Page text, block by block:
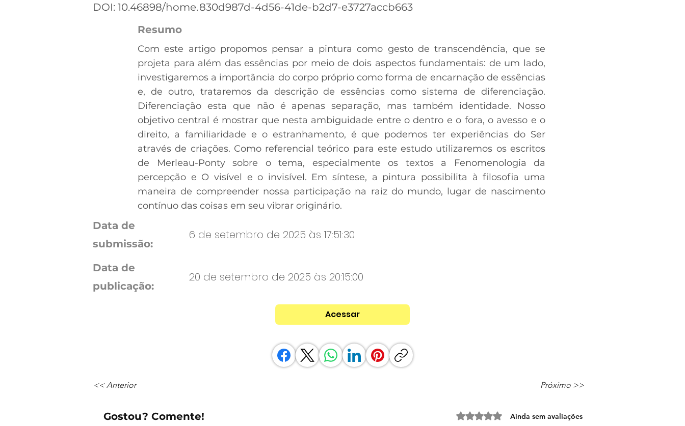
DOI: 10.46898/home.830d987d-4d56-41de-b2d7-e3727accb663
Resumo
Com este artigo propomos pensar a pintura como gesto de transcendência, que se
projeta para além das essências por meio de dois aspectos fundamentais: de um lado,
investigaremos a importância do corpo próprio como forma de encarnação de essências
e, de outro, trataremos da descrição de essências como sistema de diferenciação.
Diferenciação esta que não é apenas separação, mas também identidade. Nosso
objetivo central é mostrar que nesta ambiguidade entre o dentro e o fora, o avesso e o
direito, a familiaridade e o estranhamento, é que podemos ter experiências do Ser
através de criações. Como referencial teórico para este estudo utilizaremos os escritos
de Merleau-Ponty sobre o tema, especialmente os textos a Fenomenologia da
percepção e O visível e o invisível. Em síntese, a pintura possibilita à filosofia uma
maneira de compreender nossa participação na raiz do mundo, lugar de nascimento
contínuo das coisas em seu vibrar originário.
Data de
submissão:
6 de setembro de 2025 às 17:51:30
Data de
publicação:
20 de setembro de 2025 às 20:15:00
Acessar
<< Anterior Próximo >>
Gostou? Comente! Avaliado com 0 de 5 estrelas.Ainda sem avaliações